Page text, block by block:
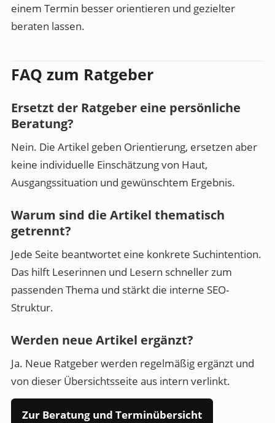
einem Termin besser orientieren und gezielter
beraten lassen.
FAQ zum Ratgeber
Ersetzt der Ratgeber eine persönliche
Beratung?
Nein. Die Artikel geben Orientierung, ersetzen aber
keine individuelle Einschätzung von Haut,
Ausgangssituation und gewünschtem Ergebnis.
Warum sind die Artikel thematisch
getrennt?
Jede Seite beantwortet eine konkrete Suchintention.
Das hilft Leserinnen und Lesern schneller zum
passenden Thema und stärkt die interne SEO-
Struktur.
Werden neue Artikel ergänzt?
Ja. Neue Ratgeber werden regelmäßig ergänzt und
von dieser Übersichtsseite aus intern verlinkt.
Zur Beratung und Terminübersicht